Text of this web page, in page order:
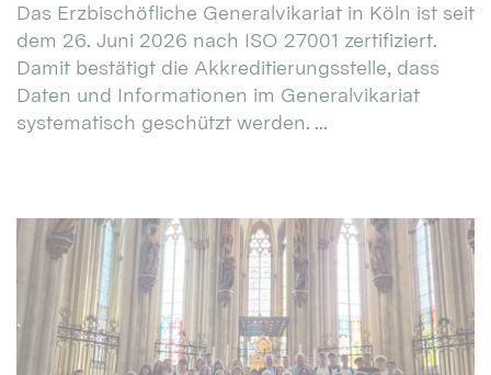
Das Erzbischöfliche Generalvikariat in Köln ist seit
dem 26. Juni 2026 nach ISO 27001 zertifiziert.
Damit bestätigt die Akkreditierungsstelle, dass
Daten und Informationen im Generalvikariat
systematisch geschützt werden. ...